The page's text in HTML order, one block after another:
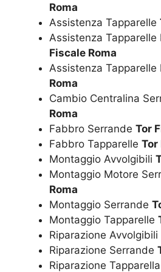
Roma
Assistenza Tapparelle
Assistenza Tapparelle
Fiscale Roma
Assistenza Tapparelle
Roma
Cambio Centralina
Roma
Fabbro Serrande Tor
Fabbro Tapparelle Tor
Montaggio Avvolgibili
Montaggio Motore
Roma
Montaggio Serrande
Montaggio Tapparelle
Riparazione Avvolgibili
Riparazione Serrande
Riparazione Tapparella